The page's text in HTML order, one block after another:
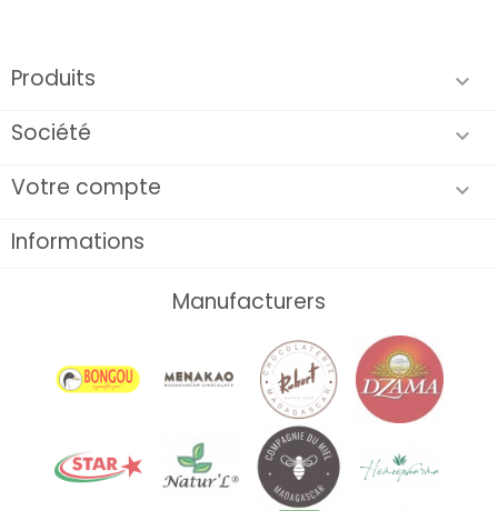
Produits 
Société 
Votre compte 
Informations
Manufacturers